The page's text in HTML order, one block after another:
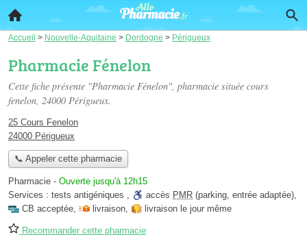
Accueil > Nouvelle-Aquitaine > Dordogne > Périgueux
Pharmacie Fénelon
Cette fiche présente "Pharmacie Fénelon", pharmacie située cours
fenelon, 24000 Périgueux.
25 Cours Fenelon
24000 Périgueux
📞 Appeler cette pharmacie
Pharmacie - Ouverte jusqu'à 12h15
Services : tests antigéniques , accès PMR (parking, entrée adaptée),
CB acceptée, livraison, livraison le jour même
Recommander cette pharmacie